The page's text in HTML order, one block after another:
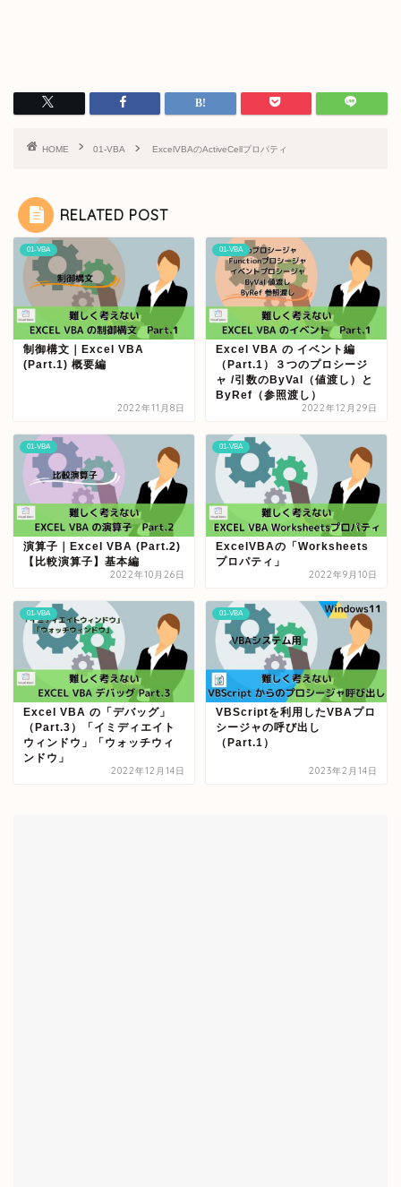
HOME 01-VBA ExcelVBAのActiveCellプロパティ
RELATED POST
01-VBA
制御構文｜Excel VBA
(Part.1) 概要編
2022年11月8日
01-VBA
Excel VBA の イベント編
（Part.1）３つのプロシージ
ャ /引数のByVal（値渡し）と
ByRef（参照渡し）
2022年12月29日
01-VBA
演算子｜Excel VBA (Part.2)
【比較演算子】基本編
2022年10月26日
01-VBA
ExcelVBAの「Worksheets
プロパティ」
2022年9月10日
01-VBA
Excel VBA の「デバッグ」
（Part.3）「イミディエイト
ウィンドウ」「ウォッチウィ
ンドウ」
2022年12月14日
01-VBA
VBScriptを利用したVBAプロ
シージャの呼び出し
（Part.1）
2023年2月14日